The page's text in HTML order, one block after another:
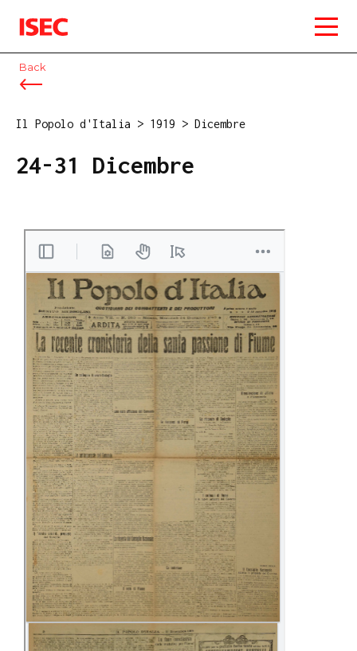
ISEC
Back
Il Popolo d'Italia > 1919 > Dicembre
24-31 Dicembre